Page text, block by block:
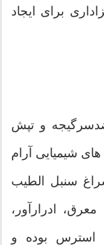
برای ایجاد
و تپش
شیمیایی آرام
سنبل الطیب
ادرارآور،
استرس بوده و